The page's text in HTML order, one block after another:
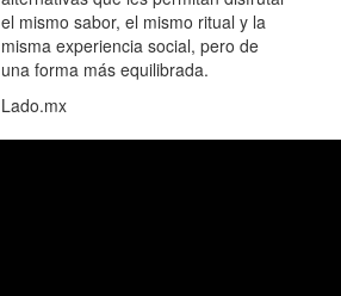
el mismo sabor, el mismo ritual y la
misma experiencia social, pero de
una forma más equilibrada.
Lado.mx